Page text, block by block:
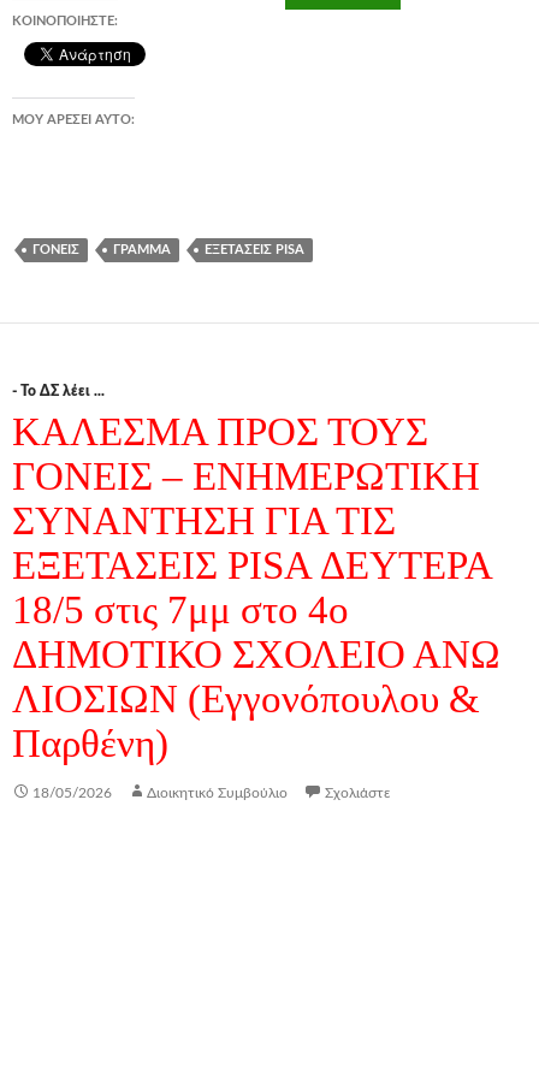
ΚΟΙΝΟΠΟΙΉΣΤΕ:
ΜΟΥ ΑΡΈΣΕΙ ΑΥΤΌ:
ΓΟΝΕΊΣ ΓΡΆΜΜΑ ΕΞΕΤΆΣΕΙΣ PISA
- Το ΔΣ λέει ...
ΚΑΛΕΣΜΑ ΠΡΟΣ ΤΟΥΣ
ΓΟΝΕΙΣ – ΕΝΗΜΕΡΩΤΙΚΗ
ΣΥΝΑΝΤΗΣΗ ΓΙΑ ΤΙΣ
ΕΞΕΤΑΣΕΙΣ PISA ΔΕΥΤΕΡΑ
18/5 στις 7μμ στο 4ο
ΔΗΜΟΤΙΚΟ ΣΧΟΛΕΙΟ ΑΝΩ
ΛΙΟΣΙΩΝ (Εγγονόπουλου &
Παρθένη)
18/05/2026 Διοικητικό Συμβούλιο Σχολιάστε